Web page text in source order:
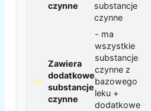
czynne
substancje
czynne
Zawiera
dodatkowe
substancje
czynne
- ma
wszystkie
substancje
czynne z
bazowego
leku +
dodatkowe